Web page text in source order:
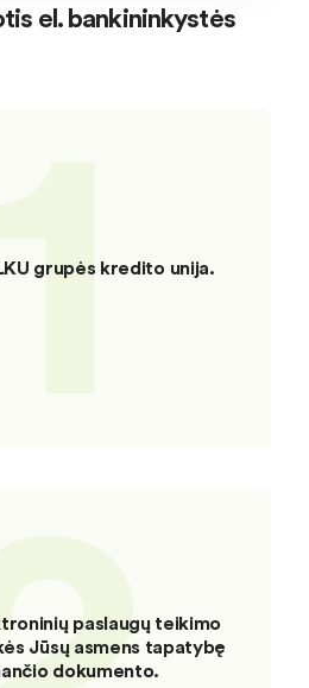
el. bankininkystės
grupės kredito unija.
paslaugų teikimo
Jūsų asmens tapatybę
dokumento.